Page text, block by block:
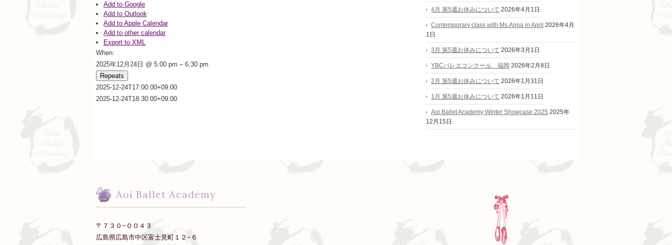
Add to Google
Add to Outlook
Add to Apple Calendar
Add to other calendar
Export to XML
When:
2025年12月24日 @ 5:00 pm – 6:30 pm
Repeats
2025-12-24T17:00:00+09:00
2025-12-24T18:30:00+09:00
4月 第5週お休みについて 2026年4月1日
Contemporary class with Ms.Anna in April 2026年4月
1日
3月 第5週お休みについて 2026年3月1日
YBCバレエコンクール 福岡 2026年2月8日
2月 第5週お休みについて 2026年1月31日
1月 第5週お休みについて 2026年1月11日
Aoi Ballet Academy Winter Showcase 2025 2025年
12月15日
Aoi Ballet Academy
〒７３０−００４３
広島県広島市中区富士見町１２−６